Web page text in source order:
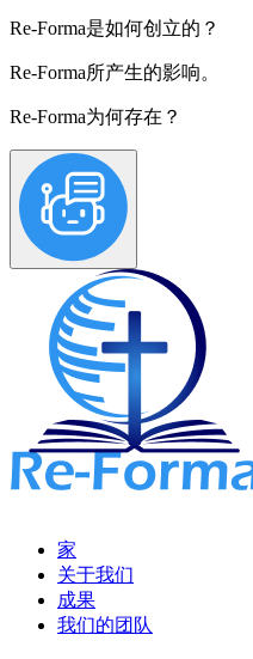
Re-Forma是如何创立的？
Re-Forma所产生的影响。
Re-Forma为何存在？
家
关于我们
成果
我们的团队